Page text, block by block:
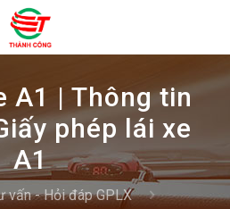
A1 | Thông tin
phép lái xe
A1
vấn - Hỏi đáp GPLX